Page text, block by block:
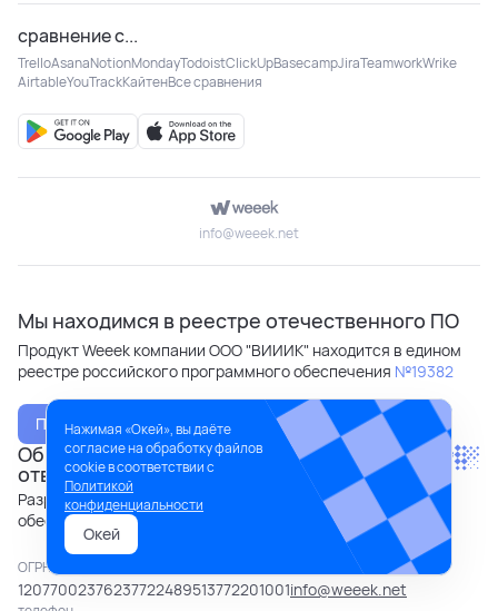
Нажимая «Окей», вы даёте
согласие на обработку файлов
cookie в соответствии с
Политикой
конфиденциальности
Окей
сравнение с...
TrelloAsanaNotionMondayTodoistClickUpBasecampJiraTeamworkWrike
AirtableYouTrackКайтенВсе сравнения
info@weeek.net
Мы находимся в реестре отечественного ПО
Продукт Weeek компании ООО "ВИИИК" находится в едином
реестре российского программного обеспечения №19382
Подробнее
Общество с ограниченной
ответственностью "ВИИИК"
Разработка компьютерного программного
обеспечения
ОГРН
12077002376237722489513772201001info@weeek.net